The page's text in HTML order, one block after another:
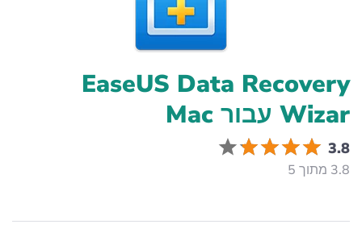
EaseUS Data Recovery
Wizar עבור Mac
3.8
3.8 מתוך 5